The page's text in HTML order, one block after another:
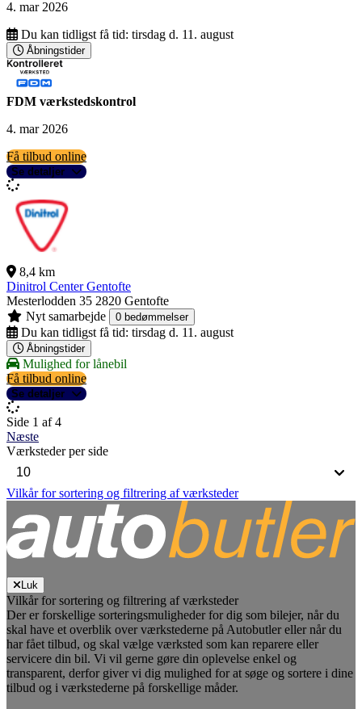
4. mar 2026
Du kan tidligst få tid: tirsdag d. 11. august
Åbningstider
FDM værkstedskontrol
4. mar 2026
Få tilbud online
Se detaljer
8,4 km
Dinitrol Center Gentofte
Mesterlodden 35 2820 Gentofte
Nyt samarbejde
0 bedømmelser
Du kan tidligst få tid: tirsdag d. 11. august
Åbningstider
Mulighed for lånebil
Få tilbud online
Se detaljer
Side 1 af 4
Næste
Værksteder per side
Vilkår for sortering og filtrering af værksteder
Luk
Vilkår for sortering og filtrering af værksteder
Der er forskellige sorteringsmuligheder for dig som bilejer, når du
skal have et overblik over værkstederne på Autobutler eller når du
har fået tilbud, og skal vælge værksted som kan reparere eller
servicere din bil. Vi vil gerne gøre din oplevelse enkel og
transparent, derfor giver vi dig mulighed for at søge og sortere i dine
tilbud og i værkstederne på forskellige måder.